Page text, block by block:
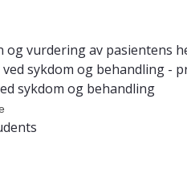
og vurdering av pasientens
sykdom og behandling -
sykdom og behandling